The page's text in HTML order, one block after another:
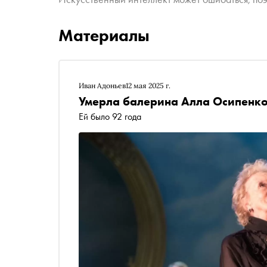
Материалы
Иван Адоньев12 мая 2025 г.
Умерла балерина Алла
Ей было 92 года